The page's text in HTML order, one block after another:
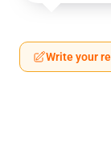
Write your